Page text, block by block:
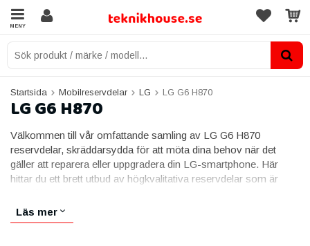
MENY
Startsida Mobilreservdelar LG LG G6 H870
LG G6 H870
Välkommen till vår omfattande samling av LG G6 H870
reservdelar, skräddarsydda för att möta dina behov när det
gäller att reparera eller uppgradera din LG-smartphone. Här
hittar du ett brett utbud av högkvalitativa reservdelar som är
Utforska vår kategori för LG G6 H870 reservdelar för att hitta
Läs mer